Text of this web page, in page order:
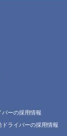
バーの採用情報
ドライバーの採用情報